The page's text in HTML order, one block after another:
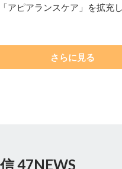
アピアランスケア」を拡充
さらに見る
47NEWS